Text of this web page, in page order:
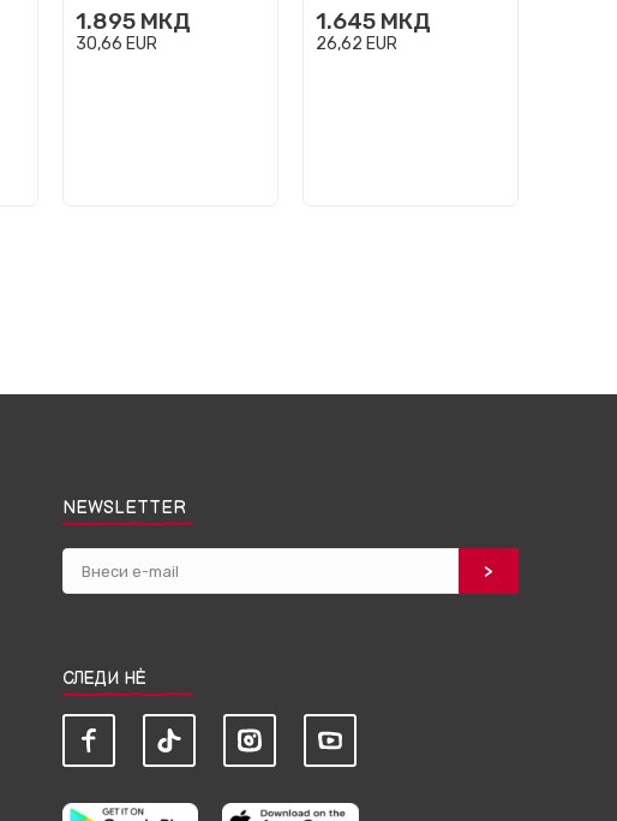
1.895 МКД
30,66 EUR
1.645 МКД
26,62 EUR
NEWSLETTER
СЛЕДИ НЀ